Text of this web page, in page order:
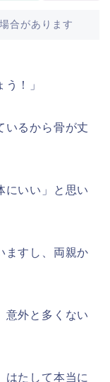
合があります
！」
いるから骨が丈
にいい」と思い
ますし、両親か
意外と多くない
はたして本当に